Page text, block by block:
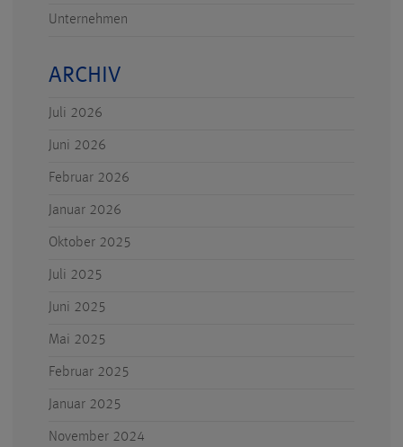
Unternehmen
ARCHIV
Juli 2026
Juni 2026
Februar 2026
Januar 2026
Oktober 2025
Juli 2025
Juni 2025
Mai 2025
Februar 2025
Januar 2025
November 2024